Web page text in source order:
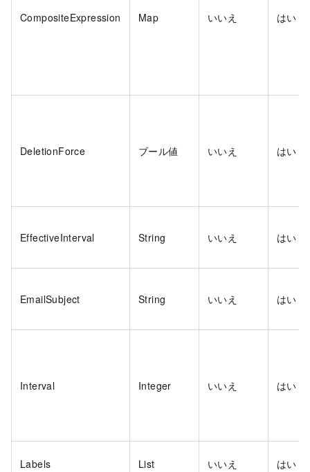
CompositeExpression Map いいえ はい
DeletionForce ブール値 いいえ はい
EffectiveInterval String いいえ はい
EmailSubject String いいえ はい
Interval Integer いいえ はい
Labels List いいえ はい